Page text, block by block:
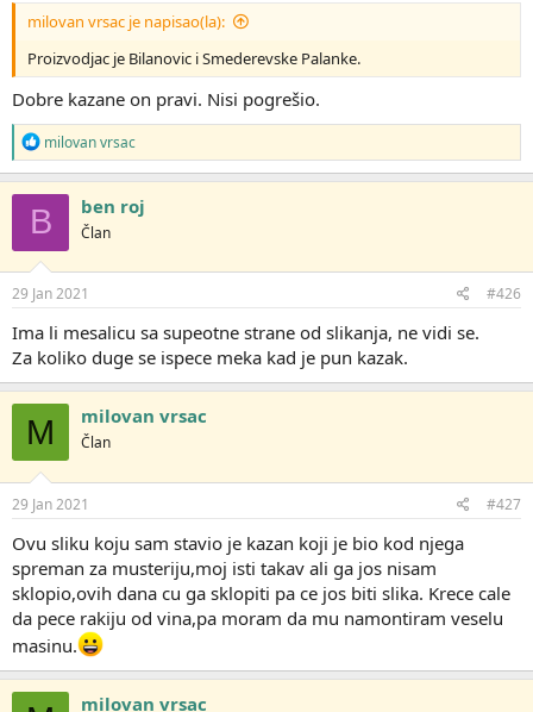
:
milovan vrsac je napisao(la):
Proizvodjac je Bilanovic i Smederevske Palanke.
Dobre kazane on pravi. Nisi pogrešio.
R
e
a
g
o
v
a
n
j
:
milovan vrsac
B ben roj
Član
29 Jan 2021 #426
Ima li mesalicu sa supeotne strane od slikanja, ne vidi se.
Za koliko duge se ispece meka kad je pun kazak.
M milovan vrsac
Član
29 Jan 2021 #427
Ovu sliku koju sam stavio je kazan koji je bio kod njega
spreman za musteriju,moj isti takav ali ga jos nisam
sklopio,ovih dana cu ga sklopiti pa ce jos biti slika. Krece cale
da pece rakiju od vina,pa moram da mu namontiram veselu
masinu.
milovan vrsac